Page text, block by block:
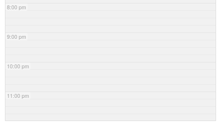
8:00 pm
9:00 pm
10:00 pm
11:00 pm